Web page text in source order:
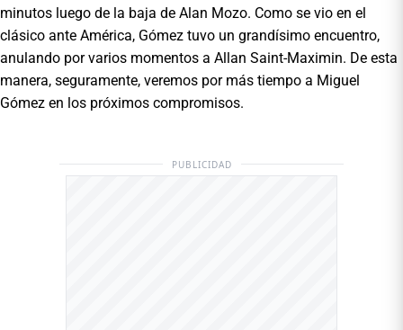
minutos luego de la baja de Alan Mozo. Como se vio en el
clásico ante América, Gómez tuvo un grandísimo encuentro,
anulando por varios momentos a Allan Saint-Maximin. De esta
manera, seguramente, veremos por más tiempo a Miguel
Gómez en los próximos compromisos.
PUBLICIDAD